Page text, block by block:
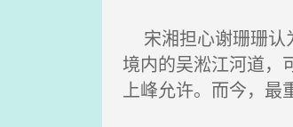
宋湘担心谢珊珊认
境内的吴淞江河道，
上峰允许。而今，最